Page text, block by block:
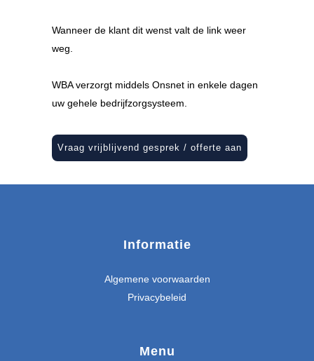
Wanneer de klant dit wenst valt de link weer
weg.
WBA verzorgt middels Onsnet in enkele dagen
uw gehele bedrijfzorgsysteem.
Vraag vrijblijvend gesprek / offerte aan
Informatie
Algemene voorwaarden
Privacybeleid
Menu